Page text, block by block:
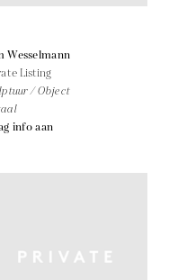
Wesselmann
Listing
/ Object
info aan